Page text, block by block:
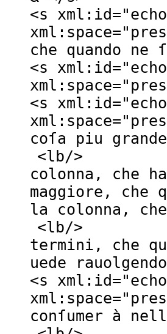
<s xml:id="
xml:space="
che quando ne
<s xml:id="
xml:space="
<s xml:id="
xml:space="
coſa piu
<lb/>
colonna, che
maggiore, che
la colonna,
<lb/>
termini, che
uede
<s xml:id="
xml:space="
conſumer à